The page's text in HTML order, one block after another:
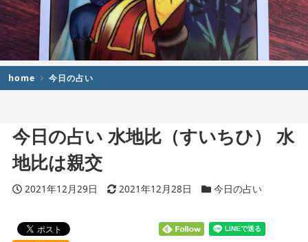
home 今日の占い
今日の占い 水地比（すいちひ） 水
地比は親交
投稿日
2021年12月29日 更新日
2021年12月28日 カテゴリー
今日の占い